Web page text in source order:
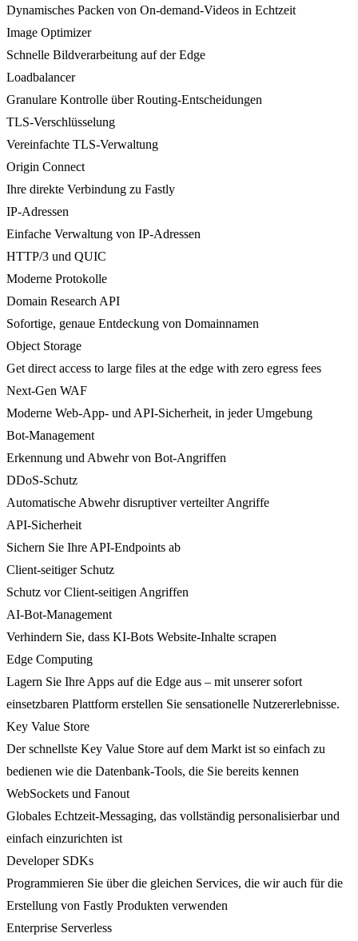
Dynamisches Packen von On-demand-Videos in Echtzeit
Image Optimizer
Schnelle Bildverarbeitung auf der Edge
Loadbalancer
Granulare Kontrolle über Routing-Entscheidungen
TLS-Verschlüsselung
Vereinfachte TLS-Verwaltung
Origin Connect
Ihre direkte Verbindung zu Fastly
IP-Adressen
Einfache Verwaltung von IP-Adressen
HTTP/3 und QUIC
Moderne Protokolle
Domain Research API
Sofortige, genaue Entdeckung von Domainnamen
Object Storage
Get direct access to large files at the edge with zero egress fees
Next-Gen WAF
Moderne Web-App- und API-Sicherheit, in jeder Umgebung
Bot-Management
Erkennung und Abwehr von Bot-Angriffen
DDoS-Schutz
Automatische Abwehr disruptiver verteilter Angriffe
API-Sicherheit
Sichern Sie Ihre API-Endpoints ab
Client-seitiger Schutz
Schutz vor Client-seitigen Angriffen
AI-Bot-Management
Verhindern Sie, dass KI-Bots Website-Inhalte scrapen
Edge Computing
Lagern Sie Ihre Apps auf die Edge aus – mit unserer sofort
einsetzbaren Plattform erstellen Sie sensationelle Nutzererlebnisse.
Key Value Store
Der schnellste Key Value Store auf dem Markt ist so einfach zu
bedienen wie die Datenbank-Tools, die Sie bereits kennen
WebSockets und Fanout
Globales Echtzeit-Messaging, das vollständig personalisierbar und
einfach einzurichten ist
Developer SDKs
Programmieren Sie über die gleichen Services, die wir auch für die
Erstellung von Fastly Produkten verwenden
Enterprise Serverless